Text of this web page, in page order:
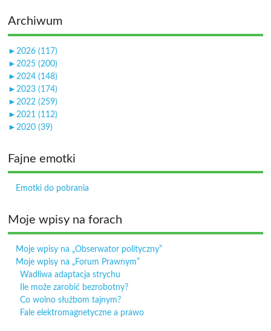
Archiwum
►2026 (117)
►2025 (200)
►2024 (148)
►2023 (174)
►2022 (259)
►2021 (112)
►2020 (39)
Fajne emotki
Emotki do pobrania
Moje wpisy na forach
Moje wpisy na „Obserwator polityczny”
Moje wpisy na „Forum Prawnym”
Wadliwa adaptacja strychu
Ile może zarobić bezrobotny?
Co wolno służbom tajnym?
Fale elektromagnetyczne a prawo